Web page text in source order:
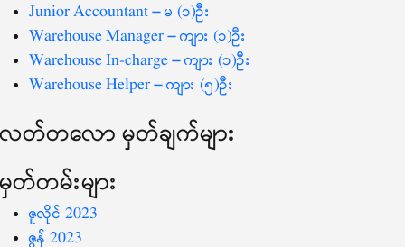
Junior Accountant – မ (၁)ဦး
Warehouse Manager – ကျား (၁)ဦး
Warehouse In-charge – ကျား (၁)ဦး
Warehouse Helper – ကျား (၅)ဦး
လတ်တ‌လော မှတ်ချက်များ
မှတ်တမ်းများ
ဇူလိုင် 2023
ဇွန် 2023